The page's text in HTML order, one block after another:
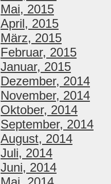
Mai, 2015
April, 2015
März, 2015
Februar, 2015
Januar, 2015
Dezember, 2014
November, 2014
Oktober, 2014
September, 2014
August, 2014
Juli, 2014
Juni, 2014